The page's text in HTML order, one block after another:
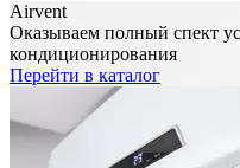
Airvent
Оказываем полный спект
кондиционирования
Перейти в каталог